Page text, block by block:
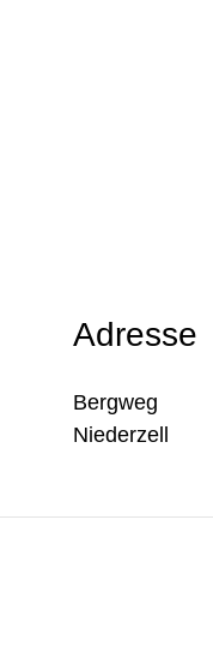
Adresse
Bergweg
Niederzell